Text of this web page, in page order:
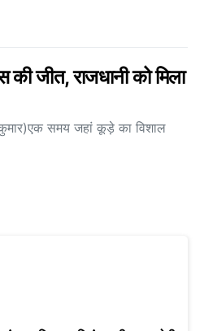
जीत, राजधानी को मिला
समय जहां कूड़े का विशाल